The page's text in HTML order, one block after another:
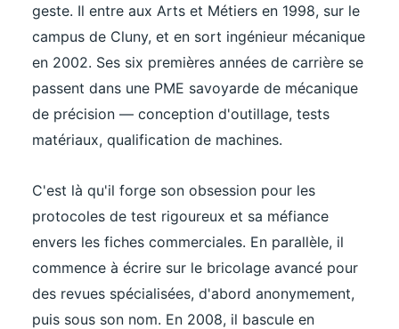
geste. Il entre aux Arts et Métiers en 1998, sur le
campus de Cluny, et en sort ingénieur mécanique
en 2002. Ses six premières années de carrière se
passent dans une PME savoyarde de mécanique
de précision — conception d'outillage, tests
matériaux, qualification de machines.
C'est là qu'il forge son obsession pour les
protocoles de test rigoureux et sa méfiance
envers les fiches commerciales. En parallèle, il
commence à écrire sur le bricolage avancé pour
des revues spécialisées, d'abord anonymement,
puis sous son nom. En 2008, il bascule en